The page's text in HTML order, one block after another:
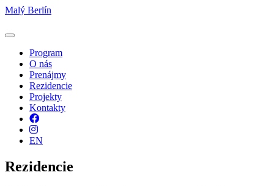
Malý Berlín
Program
O nás
Prenájmy
Rezidencie
Projekty
Kontakty
Facebook
Instagram
EN
Rezidencie